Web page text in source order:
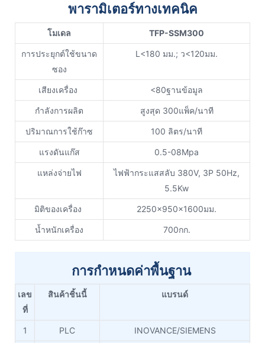
พารามิเตอร์ทางเทคนิค
โมเดล TFP-SSM300
การประยุกต์ใช้ขนาด
ซอง
L<180 มม.; ว<120มม.
เสียงเครื่อง <80ฐานข้อมูล
กำลังการผลิต สูงสุด 300แพ็ค/นาที
ปริมาณการใช้ก๊าซ 100 ลิตร/นาที
แรงดันแก๊ส 0.5-08Mpa
แหล่งจ่ายไฟ
ไฟฟ้ากระแสสลับ 380V, 3P 50Hz,
5.5Kw
มิติของเครื่อง 2250x950x1600มม.
น้ำหนักเครื่อง 700กก.
การกำหนดค่าพื้นฐาน
เลข
ที่
สินค้าชิ้นนี้ แบรนด์
1 PLC INOVANCE/SIEMENS